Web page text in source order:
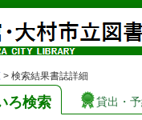
> 検索結果書誌詳細
ろ検索 貸出・